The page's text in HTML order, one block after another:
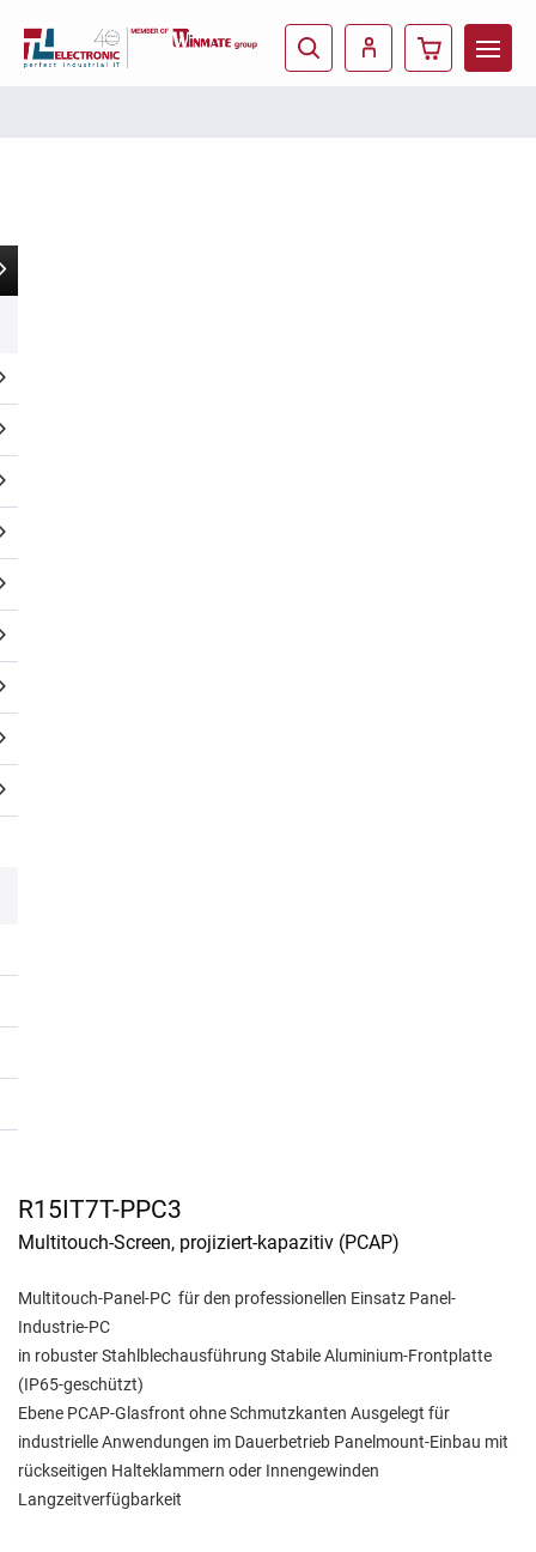
R15IT7T-PPC3
Multitouch-Screen, projiziert-kapazitiv (PCAP)
Multitouch-Panel-PC für den professionellen Einsatz Panel-
Industrie-PC
in robuster Stahlblechausführung Stabile Aluminium-Frontplatte
(IP65-geschützt)
Ebene PCAP-Glasfront ohne Schmutzkanten Ausgelegt für
industrielle Anwendungen im Dauerbetrieb Panelmount-Einbau mit
rückseitigen Halteklammern oder Innengewinden
Langzeitverfügbarkeit